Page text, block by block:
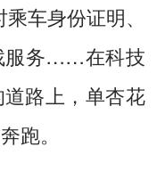
车身份证明、
服务……在科技
路上，单杏花
跑。